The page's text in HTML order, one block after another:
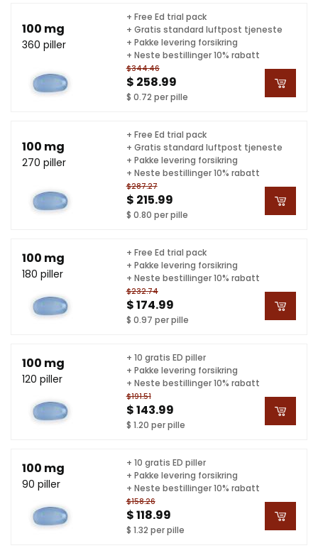
100 mg
360 piller
$344.46
$ 258.99
$ 0.72 per pille
+ Free Ed trial pack
+ Gratis standard luftpost tjeneste
+ Pakke levering forsikring
+ Neste bestillinger 10% rabatt
100 mg
270 piller
$287.27
$ 215.99
$ 0.80 per pille
+ Free Ed trial pack
+ Gratis standard luftpost tjeneste
+ Pakke levering forsikring
+ Neste bestillinger 10% rabatt
100 mg
180 piller
$232.74
$ 174.99
$ 0.97 per pille
+ Free Ed trial pack
+ Pakke levering forsikring
+ Neste bestillinger 10% rabatt
100 mg
120 piller
$191.51
$ 143.99
$ 1.20 per pille
+ 10 gratis ED piller
+ Pakke levering forsikring
+ Neste bestillinger 10% rabatt
100 mg
90 piller
$158.26
$ 118.99
$ 1.32 per pille
+ 10 gratis ED piller
+ Pakke levering forsikring
+ Neste bestillinger 10% rabatt